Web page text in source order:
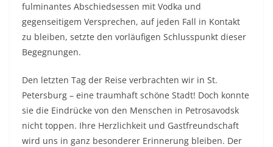
fulminantes Abschiedsessen mit Vodka und
gegenseitigem Versprechen, auf jeden Fall in Kontakt
zu bleiben, setzte den vorläufigen Schlusspunkt dieser
Begegnungen.
Den letzten Tag der Reise verbrachten wir in St.
Petersburg – eine traumhaft schöne Stadt! Doch konnte
sie die Eindrücke von den Menschen in Petrosavodsk
nicht toppen. Ihre Herzlichkeit und Gastfreundschaft
wird uns in ganz besonderer Erinnerung bleiben. Der